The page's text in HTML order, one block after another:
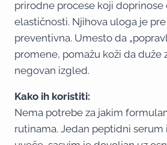
prirodne procese koji doprinose
elastičnosti. Njihova uloga je
preventivna. Umesto da
promene, pomažu koži da duže
negovan izgled.
Kako ih koristiti:
Nema potrebe za jakim
rutinama. Jedan peptidni